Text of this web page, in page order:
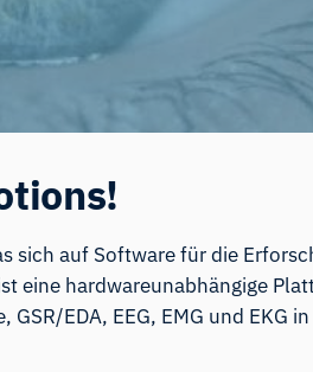
sich auf Software für die
eine hardwareunabhängige
GSR/EDA, EEG, EMG und EKG